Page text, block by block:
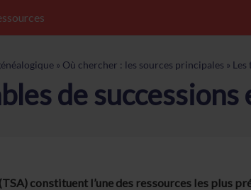
» Où chercher : les sources principales » Les
de successions
constituent l’une des ressources les plus